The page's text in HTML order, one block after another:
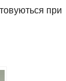
при